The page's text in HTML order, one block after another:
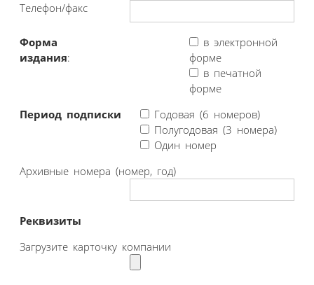
Телефон/факс
Форма
издания:
в электронной
форме
в печатной
форме
Период подписки
Годовая (6 номеров)
Полугодовая (3 номера)
Один номер
Архивные номера (номер, год)
Реквизиты
Загрузите карточку компании